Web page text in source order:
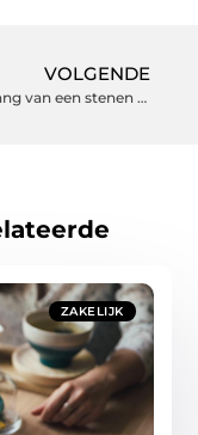
VOLGENDE
Fotobehang van een stenen muur of toch liever een inspirerende quote of adembenemende zonsondergang?
ZAKELIJK